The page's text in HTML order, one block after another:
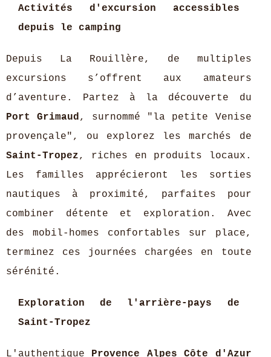
Activités d'excursion accessibles
depuis le camping
Depuis La Rouillère, de multiples
excursions s’offrent aux amateurs
d’aventure. Partez à la découverte du
Port Grimaud, surnommé "la petite Venise
provençale", ou explorez les marchés de
Saint-Tropez, riches en produits locaux.
Les familles apprécieront les sorties
nautiques à proximité, parfaites pour
combiner détente et exploration. Avec
des mobil-homes confortables sur place,
terminez ces journées chargées en toute
sérénité.
Exploration de l'arrière-pays de
Saint-Tropez
L'authentique Provence Alpes Côte d'Azur